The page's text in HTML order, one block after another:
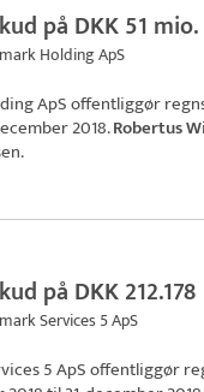
på DKK 51 mio.
Holding ApS
ApSoffentliggør
2018.Robertus
på DKK 212.178
Services 5 ApS
5 ApSoffentliggør